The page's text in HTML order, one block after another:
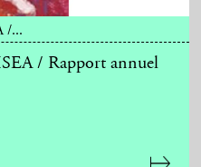
/...
/ Rapport annuel